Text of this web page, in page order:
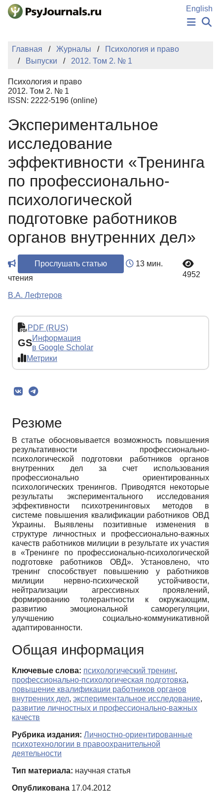
Перейти к основному содержанию
English
НОВОСТИ
ИЗДАНИЯ
ПОДАТЬ РУКОПИСЬ
КЛЮЧЕВЫЕ СЛОВА
Главная Журналы
Психология и право
Выпуски
2012. Том 2. № 1
Психология и право
2012. Том 2. № 1
ISSN: 2222-5196 (online)
Экспериментальное
исследование
эффективности «Тренинга
по профессионально-
психологической
подготовке работников
органов внутренних дел»
Прослушать статью
13 мин.
чтения
4952
В.А. Лефтеров
PDF (RUS)
GSИнформация
в Google Scholar
Метрики
Резюме
В статье обосновывается возможность повышения
результативности профессионально-
психологической подготовки работников органов
внутренних дел за счет использования
профессионально ориентированных
психологических тренингов. Приводятся некоторые
результаты экспериментального исследования
эффективности психотренинговых методов в
системе повышения квалификации работников ОВД
Украины. Выявлены позитивные изменения в
структуре личностных и профессионально-важных
качеств работников милиции в результате их участия
в «Тренинге по профессионально-психологической
подготовке работников ОВД». Установлено, что
тренинг способствует повышению у работников
милиции нервно-психической устойчивости,
нейтрализации агрессивных проявлений,
формированию толерантности к окружающим,
развитию эмоциональной саморегуляции,
улучшению социально-коммуникативной
адаптированности.
Общая информация
Ключевые слова: психологический тренинг,
профессионально-психологическая подготовка,
повышение квалификации работников органов
внутренних дел, экспериментальное исследование,
развитие личностных и профессионально-важных
качеств
Рубрика издания: Личностно-ориентированные
психотехнологии в правоохранительной
деятельности
Тип материала: научная статья
Опубликована 17.04.2012